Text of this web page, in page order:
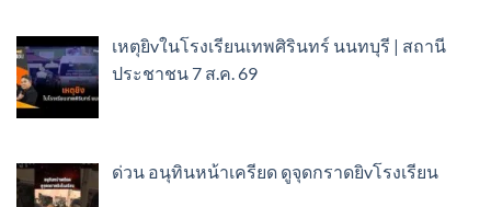
เหตุยิvในโรงเรียนเทพศิรินทร์ นนทบุรี | สถานี
ประชาชน 7 ส.ค. 69
ด่วน อนุทินหน้าเครียด ดูจุดกราดยิvโรงเรียน ​